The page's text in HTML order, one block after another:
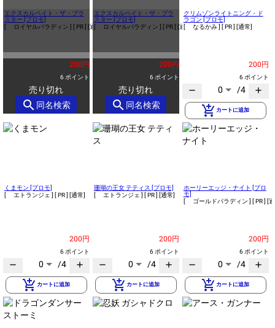
エクスカルペイト・ザ・ブラ
スター [プロモ]
[ ロイヤルパラディン ] [ PR ] [通常]
200円
6 ポイント
売り切れ
search 同名検索
エクスカルペイト・ザ・ブラ
スター [プロモ]
[ ロイヤルパラディン ] [ PR ] [通常]
200円
6 ポイント
売り切れ
search 同名検索
クリムゾンライトニング・ド
ラゴン [プロモ]
[ なるかみ ] [ PR ] [通常]
200円
6 ポイント
remove 0 /4 add
add_shopping_cart カートに追加
くまモン [プロモ]
[ エトランジェ ] [ PR ] [通常]
200円
6 ポイント
remove 0 /4 add
add_shopping_cart カートに追加
珊瑚の王女 テティス [プロモ]
[ エトランジェ ] [ PR ] [通常]
200円
6 ポイント
remove 0 /4 add
add_shopping_cart カートに追加
ホーリーエッジ・ナイト [プロ
モ]
[ ゴールドパラディン ] [ PR ] [
200円
6 ポイント
remove 0 /4 add
add_shopping_cart カートに追加